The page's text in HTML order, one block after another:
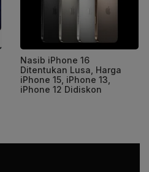
Nasib iPhone 16
Ditentukan Lusa, Harga
iPhone 15, iPhone 13,
iPhone 12 Didiskon